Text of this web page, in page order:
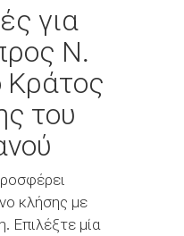
για
Ν.
του
κλήσης με
Επιλέξτε μία